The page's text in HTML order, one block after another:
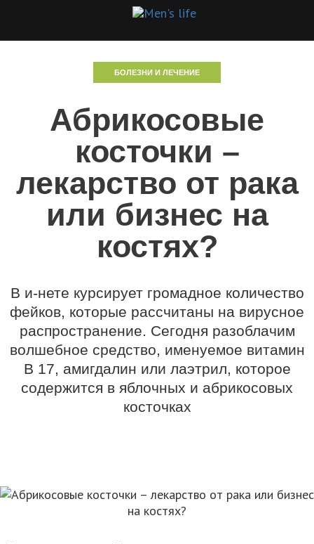
БОЛЕЗНИ И ЛЕЧЕНИЕ
Абрикосовые
косточки –
лекарство от рака
или бизнес на
костях?
В и-нете курсирует громадное количество
фейков, которые рассчитаны на вирусное
распространение. Сегодня разоблачим
волшебное средство, именуемое витамин
В 17, амигдалин или лаэтрил, которое
содержится в яблочных и абрикосовых
косточках